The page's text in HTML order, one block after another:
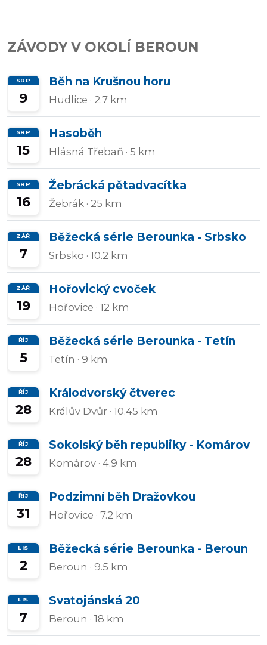
Přidat/upravit
ZÁVODY V OKOLÍ BEROUN
SRP
9
Běh na Krušnou horu
Hudlice · 2.7 km
SRP
15
Hasoběh
Hlásná Třebaň · 5 km
SRP
16
Žebrácká pětadvacítka
Žebrák · 25 km
ZÁŘ
7
Běžecká série Berounka - Srbsko
Srbsko · 10.2 km
ZÁŘ
19
Hořovický cvoček
Hořovice · 12 km
ŘÍJ
5
Běžecká série Berounka - Tetín
Tetín · 9 km
ŘÍJ
28
Králodvorský čtverec
Králův Dvůr · 10.45 km
ŘÍJ
28
Sokolský běh republiky - Komárov
Komárov · 4.9 km
ŘÍJ
31
Podzimní běh Dražovkou
Hořovice · 7.2 km
LIS
2
Běžecká série Berounka - Beroun
Beroun · 9.5 km
LIS
7
Svatojánská 20
Beroun · 18 km